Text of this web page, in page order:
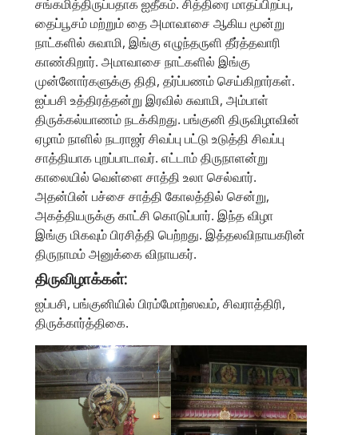
சங்கமித்திருப்பதாக ஐதீகம். சித்திரை மாதப்பிறப்பு,
தைப்பூசம் மற்றும் தை அமாவாசை ஆகிய மூன்று
நாட்களில் சுவாமி, இங்கு எழுந்தருளி தீர்த்தவாரி
காண்கிறார். அமாவாசை நாட்களில் இங்கு
முன்னோர்களுக்கு திதி, தர்ப்பணம் செய்கிறார்கள்.
ஐப்பசி உத்திரத்தன்று இரவில் சுவாமி, அம்பாள்
திருக்கல்யாணம் நடக்கிறது. பங்குனி திருவிழாவின்
ஏழாம் நாளில் நடராஜர் சிவப்பு பட்டு உடுத்தி சிவப்பு
சாத்தியாக புறப்பாடாவர். எட்டாம் திருநாளன்று
காலையில் வெள்ளை சாத்தி உலா செல்வார்.
அதன்பின் பச்சை சாத்தி கோலத்தில் சென்று,
அகத்தியருக்கு காட்சி கொடுப்பார். இந்த விழா
இங்கு மிகவும் பிரசித்தி பெற்றது. இத்தலவிநாயகரின்
திருநாமம் அனுக்கை விநாயகர்.
திருவிழாக்கள்:
ஐப்பசி, பங்குனியில் பிரம்மோற்ஸவம், சிவராத்திரி,
திருக்கார்த்திகை.